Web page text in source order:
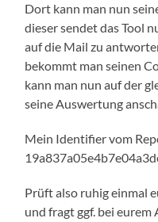
Dort kann man nun
dieser sendet das Tool
auf die Mail zu
bekommt man seinen
kann man nun auf der
seine Auswertung
Mein Identifier vom
Prüft also ruhig einmal
und fragt ggf. bei